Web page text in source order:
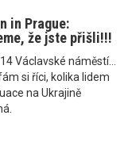
in Prague:
že jste přišli!!!
Václavské náměstí...
si říci, kolika lidem
na Ukrajině